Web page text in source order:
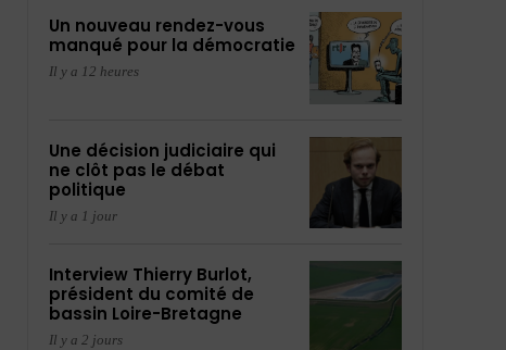
Un nouveau rendez-vous
manqué pour la démocratie
Il y a 12 heures
Une décision judiciaire qui
ne clôt pas le débat
politique
Il y a 1 jour
Interview Thierry Burlot,
président du comité de
bassin Loire-Bretagne
Il y a 2 jours